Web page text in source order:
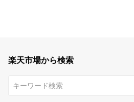
楽天市場から検索